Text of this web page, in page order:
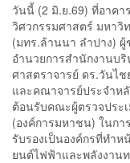
วันนี้ (2 มิ.ย.69) ที่อาค
วิศวกรรมศาสตร์ มหาวิ
(มทร.ล้านนา ลำปาง) ผู้
อำนวยการสำนักงานบ
ศาสตราจารย์ ดร.วันไ
และคณาจารย์ประจำห
ต้อนรับคณะผู้ตรวจประ
(องค์การมหาชน) ในกา
รับรองเป็นองค์กรที่ทำ
ยนต์ไฟฟ้าและพลังงาน